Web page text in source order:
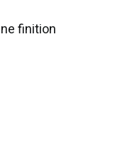
finition